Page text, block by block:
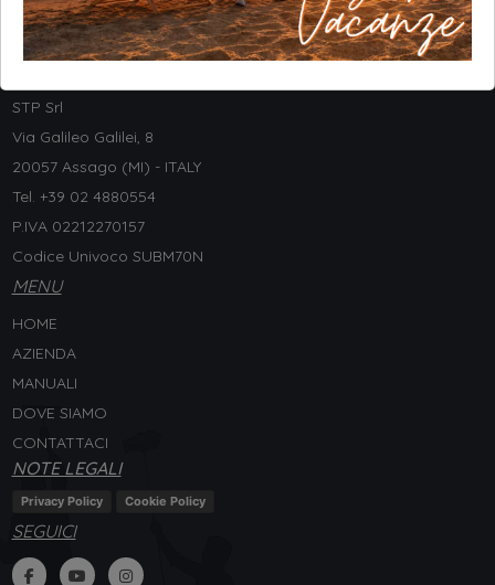
STP Srl
Via Galileo Galilei, 8
20057 Assago (MI) - ITALY
Tel. +39 02 4880554
P.IVA 02212270157
Codice Univoco SUBM70N
MENU
HOME
AZIENDA
MANUALI
DOVE SIAMO
CONTATTACI
NOTE LEGALI
Privacy Policy Cookie Policy
SEGUICI